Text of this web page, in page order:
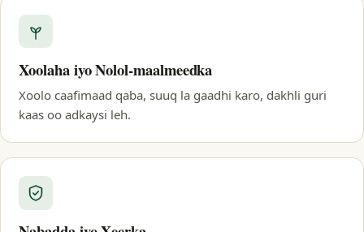
Xoolaha iyo Nolol-maalmeedka
Xoolo caafimaad qaba, suuq la gaadhi karo, dakhli guri
kaas oo adkaysi leh.